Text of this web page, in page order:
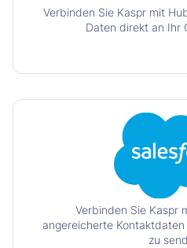
Verbinden Sie Kaspr mit
Daten direkt an Ihr
Verbinden Sie Kaspr
angereicherte
zu